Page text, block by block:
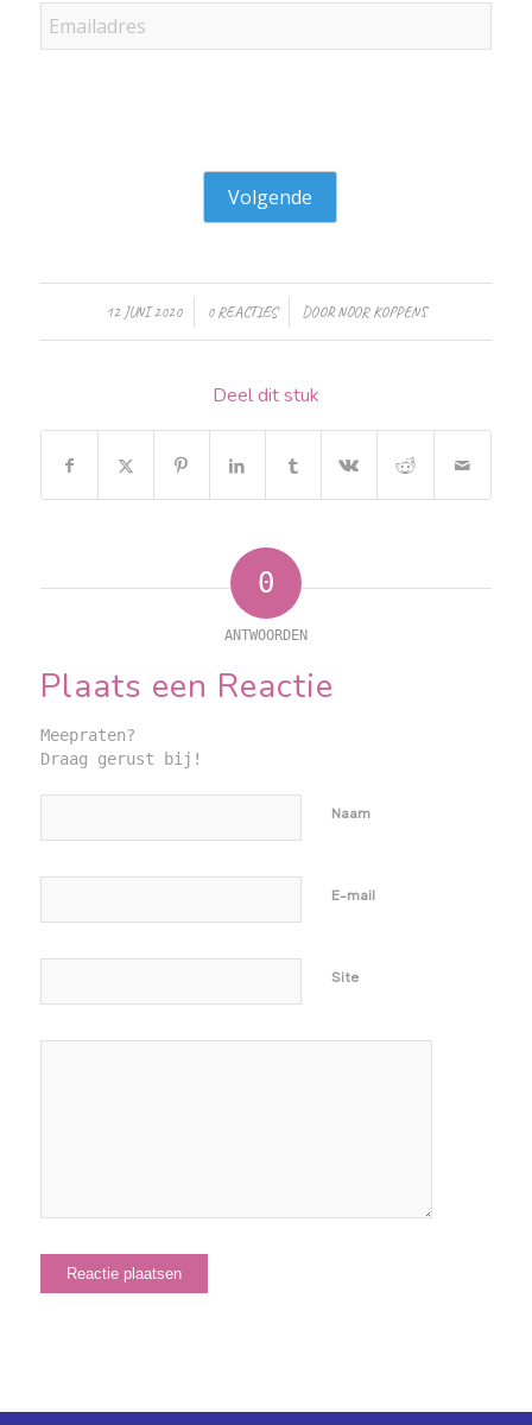
Volgende
12 JUNI 2020
/ 0 REACTIES
/ DOORNOOR KOPPENS
Deel dit stuk
0
ANTWOORDEN
Plaats een Reactie
Meepraten?
Draag gerust bij!
Naam
E-mail
Site